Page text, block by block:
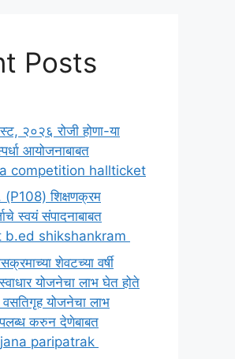
Posts
२०२६ रोजी होणा-या
आयोजनाबाबत
competition hallticket
(P108) शिक्षणक्रम
स्वयं संपादनाबाबत
b.ed shikshankram
शेवटच्या वर्षी
योजनेचा लाभ घेत होते
वसतिगृह योजनेचा लाभ
करुन देणेबाबत
paripatrak